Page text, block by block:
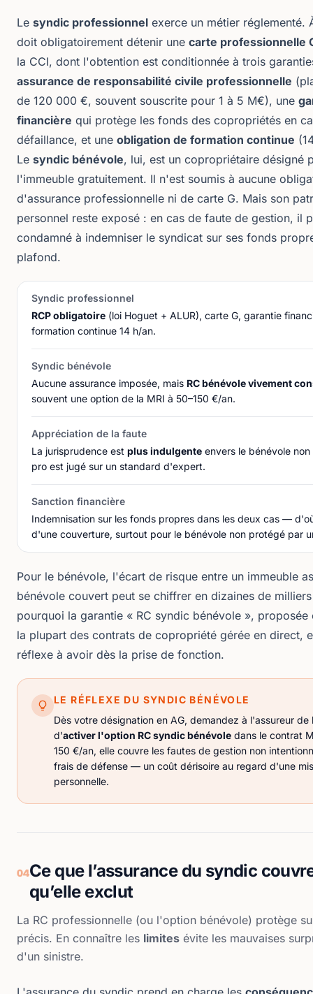
Le syndic professionnel exerce un métier réglementé.
doit obligatoirement détenir une carte professionnelle
la CCI, dont l'obtention est conditionnée à trois
assurance de responsabilité civile professionnelle
de 120 000 €, souvent souscrite pour 1 à 5 M€), une
financière qui protège les fonds des copropriétés en
défaillance, et une obligation de formation continue
Le syndic bénévole, lui, est un copropriétaire désigné
l'immeuble gratuitement. Il n'est soumis à aucune
d'assurance professionnelle ni de carte G. Mais son
personnel reste exposé : en cas de faute de gestion, il
condamné à indemniser le syndicat sur ses fonds
plafond.
Syndic professionnel
RCP obligatoire (loi Hoguet + ALUR), carte G, garantie
formation continue 14 h/an.
Syndic bénévole
Aucune assurance imposée, mais RC bénévole vivement
souvent une option de la MRI à 50–150 €/an.
Appréciation de la faute
La jurisprudence est plus indulgente envers le bénévole non
pro est jugé sur un standard d'expert.
Sanction financière
Indemnisation sur les fonds propres dans les deux cas —
d'une couverture, surtout pour le bénévole non protégé par
Pour le bénévole, l'écart de risque entre un immeuble
bénévole couvert peut se chiffrer en dizaines de
pourquoi la garantie « RC syndic bénévole », proposée
la plupart des contrats de copropriété gérée en direct,
réflexe à avoir dès la prise de fonction.
LE RÉFLEXE DU SYNDIC BÉNÉVOLE
Dès votre désignation en AG, demandez à l'assureur
d'activer l'option RC syndic bénévole dans le contrat
150 €/an, elle couvre les fautes de gestion non
frais de défense — un coût dérisoire au regard d'une
personnelle.
04Ce que l’assurance du syndic
qu’elle exclut
La RC professionnelle (ou l'option bénévole) protège
précis. En connaître les limites évite les mauvaises
d'un sinistre.